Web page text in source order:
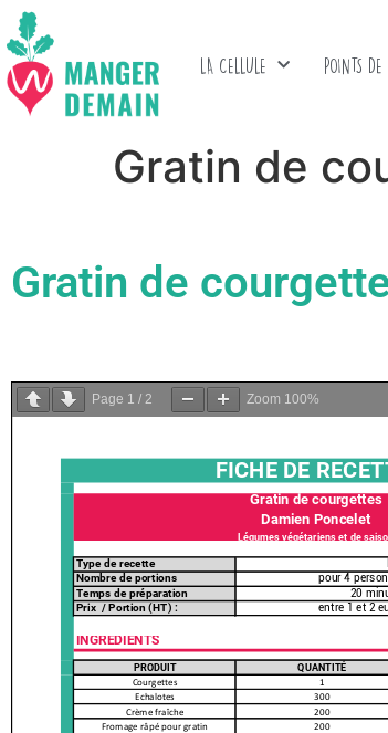
LA CELLULE POINTS
Gratin de
Gratin de
Page 1 / 2 Zoom 100%